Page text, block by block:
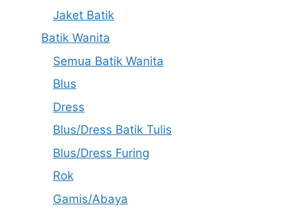
Jaket Batik
Batik Wanita
Semua Batik Wanita
Blus
Dress
Blus/Dress Batik Tulis
Blus/Dress Furing
Rok
Gamis/Abaya